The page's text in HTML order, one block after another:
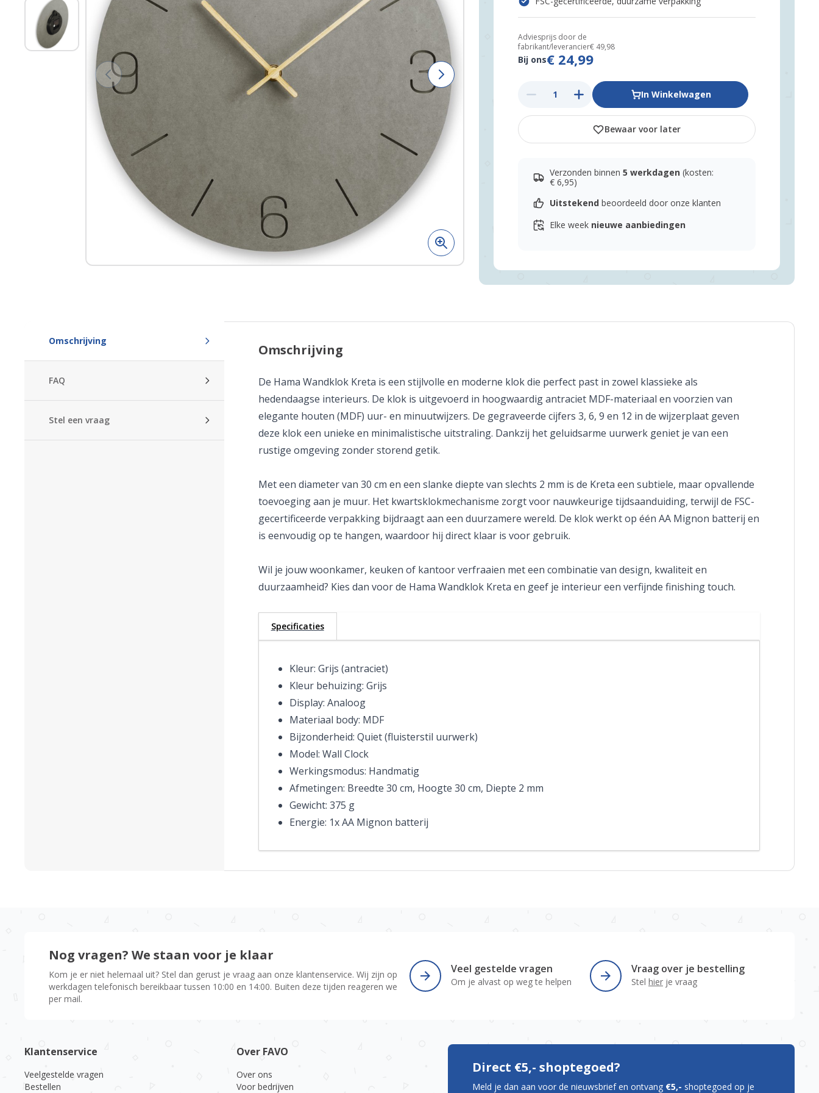
View larger image
Adviesprijs door de
fabrikant/leverancier€ 49,98
Bij ons€ 24,99
In Winkelwagen
Bewaar voor later
Verzonden binnen 5 werkdagen (kosten:
€ 6,95)
Uitstekend beoordeeld door onze klanten
Elke week nieuwe aanbiedingen
Omschrijving
FAQ
Stel een vraag
Omschrijving
De Hama Wandklok Kreta is een stijlvolle en moderne klok die perfect past in zowel klassieke als
hedendaagse interieurs. De klok is uitgevoerd in hoogwaardig antraciet MDF-materiaal en voorzien van
elegante houten (MDF) uur- en minuutwijzers. De gegraveerde cijfers 3, 6, 9 en 12 in de wijzerplaat geven
deze klok een unieke en minimalistische uitstraling. Dankzij het geluidsarme uurwerk geniet je van een
rustige omgeving zonder storend getik.
Met een diameter van 30 cm en een slanke diepte van slechts 2 mm is de Kreta een subtiele, maar opvallende
toevoeging aan je muur. Het kwartsklokmechanisme zorgt voor nauwkeurige tijdsaanduiding, terwijl de FSC-
gecertificeerde verpakking bijdraagt aan een duurzamere wereld. De klok werkt op één AA Mignon batterij en
is eenvoudig op te hangen, waardoor hij direct klaar is voor gebruik.
Wil je jouw woonkamer, keuken of kantoor verfraaien met een combinatie van design, kwaliteit en
duurzaamheid? Kies dan voor de Hama Wandklok Kreta en geef je interieur een verfijnde finishing touch.
Specificaties
Kleur: Grijs (antraciet)
Kleur behuizing: Grijs
Display: Analoog
Materiaal body: MDF
Bijzonderheid: Quiet (fluisterstil uurwerk)
Model: Wall Clock
Werkingsmodus: Handmatig
Afmetingen: Breedte 30 cm, Hoogte 30 cm, Diepte 2 mm
Gewicht: 375 g
Energie: 1x AA Mignon batterij
Nog vragen? We staan voor je klaar
Kom je er niet helemaal uit? Stel dan gerust je vraag aan onze klantenservice. Wij zijn op
werkdagen telefonisch bereikbaar tussen 10:00 en 14:00. Buiten deze tijden reageren we
per mail.
Veel gestelde vragen
Om je alvast op weg te helpen
Vraag over je bestelling
Stel hier je vraag
Klantenservice
Veelgestelde vragen
Bestellen
Over FAVO
Over ons
Voor bedrijven
Direct €5,- shoptegoed?
Meld je dan aan voor de nieuwsbrief en ontvang €5,- shoptegoed op je